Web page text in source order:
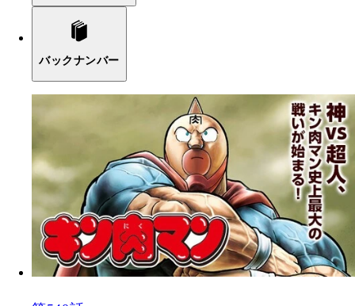
バックナンバー